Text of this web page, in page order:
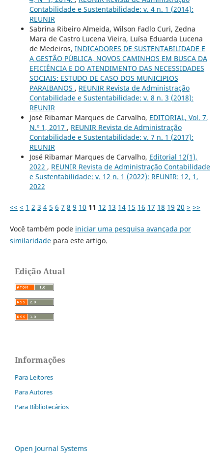
Contabilidade e Sustentabilidade: v. 4 n. 1 (2014):
REUNIR
Sabrina Ribeiro Almeida, Wilson Fadlo Curi, Zedna
Mara de Castro Lucena Vieira, Luísa Eduarda Lucena
de Medeiros, INDICADORES DE SUSTENTABILIDADE E
A GESTÃO PÚBLICA, NOVOS CAMINHOS EM BUSCA DA
EFICIÊNCIA E DO ATENDIMENTO DAS NECESSIDADES
SOCIAIS: ESTUDO DE CASO DOS MUNICIPIOS
PARAIBANOS , REUNIR Revista de Administração
Contabilidade e Sustentabilidade: v. 8 n. 3 (2018):
REUNIR
José Ribamar Marques de Carvalho, EDITORIAL, Vol. 7,
N.º 1, 2017 , REUNIR Revista de Administração
Contabilidade e Sustentabilidade: v. 7 n. 1 (2017):
REUNIR
José Ribamar Marques de Carvalho, Editorial 12(1),
2022 , REUNIR Revista de Administração Contabilidade
e Sustentabilidade: v. 12 n. 1 (2022): REUNIR: 12, 1,
2022
<< < 1 2 3 4 5 6 7 8 9 10 11 12 13 14 15 16 17 18 19 20 > >>
Você também pode iniciar uma pesquisa avançada por
similaridadepara este artigo.
Edição Atual
Informações
Para Leitores
Para Autores
Para Bibliotecários
Open Journal Systems